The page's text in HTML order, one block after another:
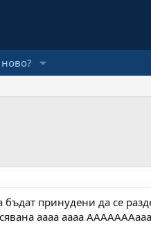
принудени да се
аааа аааа